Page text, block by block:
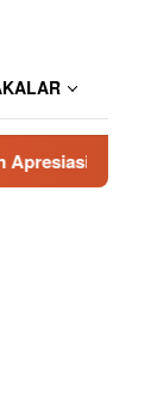
Polresta Gowa